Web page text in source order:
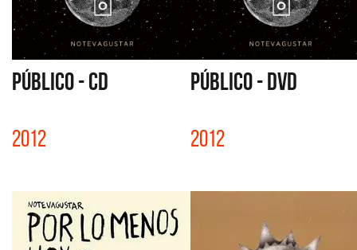
PÚBLICO - CD
2012
PÚBLICO - DVD
2012